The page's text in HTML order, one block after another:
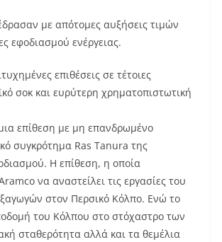
με απότομες αυξήσεις τιμών
εφοδιασμού ενέργειας.
επιθέσεις σε τέτοιες
σοκ και ευρύτερη χρηματοπιστωτική
επίθεση με μη επανδρωμένο
συγκρότημα Ras Tanura της
Η επίθεση, η οποία
να αναστείλει τις εργασίες του
στον Περσικό Κόλπο. Ενώ το
του Κόλπου στο στόχαστρο των
σταθερότητα αλλά και τα θεμέλια